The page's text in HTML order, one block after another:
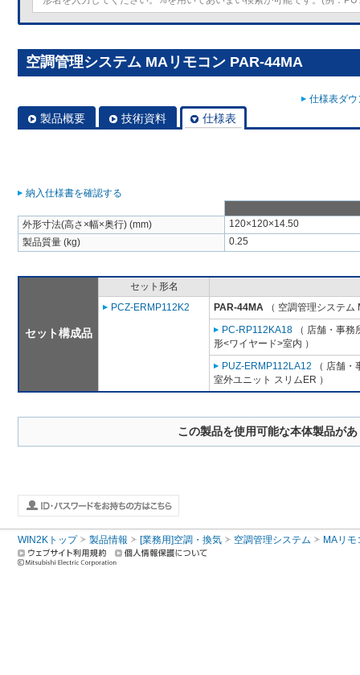
空調管理システム MAリモコン PAR-44MA
仕様表ダ
製品概要 技術資料 仕様表
納入仕様書を確認する
外形寸法(高さ×幅×奥行) (mm)
120×120×14.50
製品質量 (kg)
0.25
セット構成品
セット形名
PCZ-ERMP112K2
PAR-44MA （ 空調管理システム
PC-RP112KA18 （ 店舗・事
形<ワイヤード>室内 ）
PUZ-ERMP112LA12 （ 店舗
室外ユニット スリムER ）
この製品を使用可能な本体製品が
WIN2Kトップ 製品情報 [業務用]空調・換気 空調管理システム MAリモ